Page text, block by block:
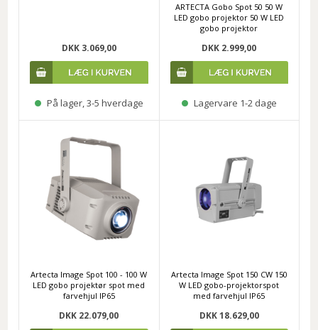
DKK 3.069,00
På lager, 3-5 hverdage
ARTECTA Gobo Spot 50 50 W
LED gobo projektor 50 W LED
gobo projektor
DKK 2.999,00
Lagervare 1-2 dage
Artecta Image Spot 100 - 100 W
LED gobo projektør spot med
farvehjul IP65
DKK 22.079,00
Artecta Image Spot 150 CW 150
W LED gobo-projektorspot
med farvehjul IP65
DKK 18.629,00